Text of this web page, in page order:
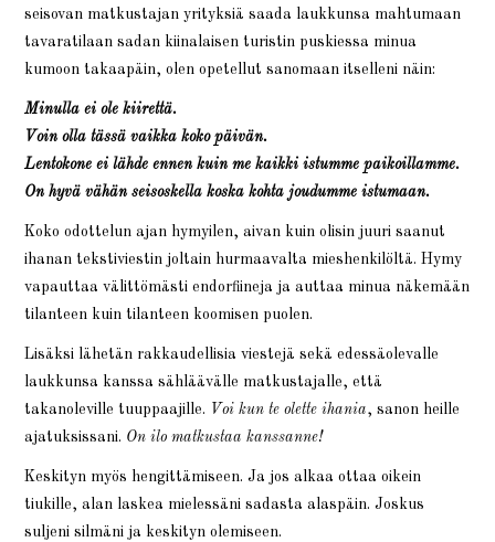
seisovan matkustajan yrityksiä saada laukkunsa mahtumaan
tavaratilaan sadan kiinalaisen turistin puskiessa minua
kumoon takaapäin, olen opetellut sanomaan itselleni näin:
Minulla ei ole kiirettä.
Voin olla tässä vaikka koko päivän.
Lentokone ei lähde ennen kuin me kaikki istumme paikoillamme.
On hyvä vähän seisoskella koska kohta joudumme istumaan.
Koko odottelun ajan hymyilen, aivan kuin olisin juuri saanut
ihanan tekstiviestin joltain hurmaavalta mieshenkilöltä. Hymy
vapauttaa välittömästi endorfiineja ja auttaa minua näkemään
tilanteen kuin tilanteen koomisen puolen.
Lisäksi lähetän rakkaudellisia viestejä sekä edessäolevalle
laukkunsa kanssa sähläävälle matkustajalle, että
takanoleville tuuppaajille.
Voi kun te olette ihania, sanon heille
ajatuksissani. On ilo matkustaa kanssanne!
Keskityn myös hengittämiseen. Ja jos alkaa ottaa oikein
tiukille, alan laskea mielessäni sadasta alaspäin. Joskus
suljeni silmäni ja keskityn olemiseen.